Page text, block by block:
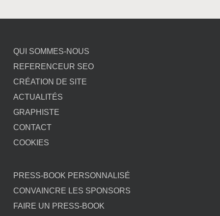
QUI SOMMES-NOUS
REFERENCEUR SEO
CRÉATION DE SITE
ACTUALITÉS
GRAPHISTE
CONTACT
COOKIES
PRESS-BOOK PERSONNALISÉ
CONVAINCRE LES SPONSORS
FAIRE UN PRESS-BOOK